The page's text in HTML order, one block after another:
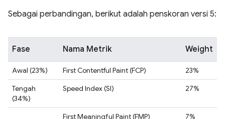
Sebagai perbandingan, berikut adalah penskoran versi 5:
Fase Nama Metrik Weight
Awal (23%) First Contentful Paint (FCP)
23%
Tengah
(34%)
Speed Index (SI) 27%
First Meaningful Paint (FMP)
7%